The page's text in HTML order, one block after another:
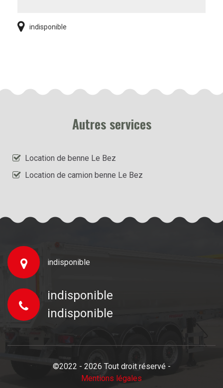
indisponible
Autres services
Location de benne Le Bez
Location de camion benne Le Bez
indisponible
indisponible
indisponible
©2022 - 2026 Tout droit réservé -
Mentions légales